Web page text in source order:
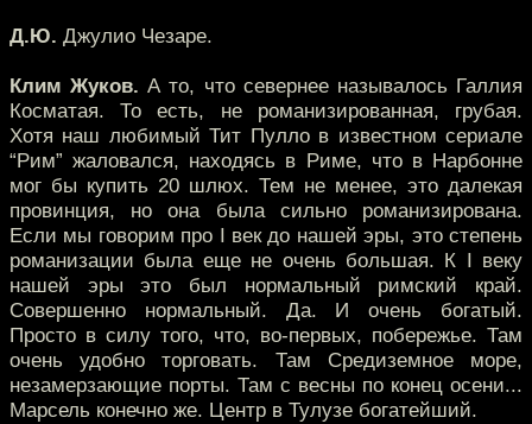
Д.Ю. Джулио Чезаре.
Клим Жуков. А то, что севернее называлось Галлия
Косматая. То есть, не романизированная, грубая.
Хотя наш любимый Тит Пулло в известном сериале
“Рим” жаловался, находясь в Риме, что в Нарбонне
мог бы купить 20 шлюх. Тем не менее, это далекая
провинция, но она была сильно романизирована.
Если мы говорим про I век до нашей эры, это степень
романизации была еще не очень большая. К I веку
нашей эры это был нормальный римский край.
Совершенно нормальный. Да. И очень богатый.
Просто в силу того, что, во-первых, побережье. Там
очень удобно торговать. Там Средиземное море,
незамерзающие порты. Там с весны по конец осени...
Марсель конечно же. Центр в Тулузе богатейший.